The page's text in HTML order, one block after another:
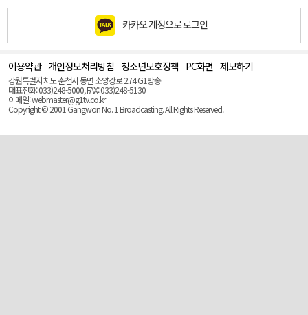
카카오 계정으로 로그인
이용약관 개인정보처리방침 청소년보호정책 PC화면 제보하기
강원특별자치도 춘천시 동면 소양강로 274 G1방송
대표전화: 033)248-5000, FAX: 033)248-5130
이메일: webmaster@g1tv.co.kr
Copyright © 2001 Gangwon No. 1 Broadcasting. All Rights Reserved.